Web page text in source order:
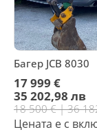
Багер JCB 8030
17 999 €
35 202,98 лв
18 500 € | 36
Цената е с